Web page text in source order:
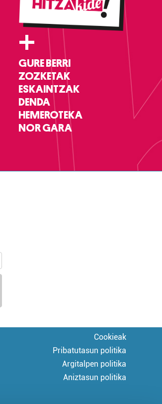
+
GURE BERRI
ZOZKETAK
ESKAINTZAK
DENDA
HEMEROTEKA
NOR GARA
Cookieak
Pribatutasun politika
Argitalpen politika
Aniztasun politika